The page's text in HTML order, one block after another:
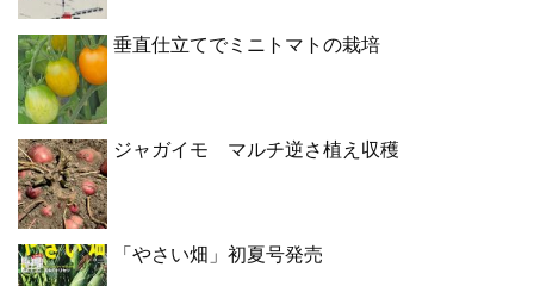
垂直仕立てでミニトマトの栽培
ジャガイモ マルチ逆さ植え収穫
「やさい畑」初夏号発売